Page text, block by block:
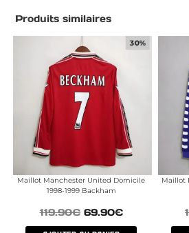
Produits similaires
30%
Maillot Manchester United Domicile
1998-1999 Backham
119.90€ 69.90€
Maillot